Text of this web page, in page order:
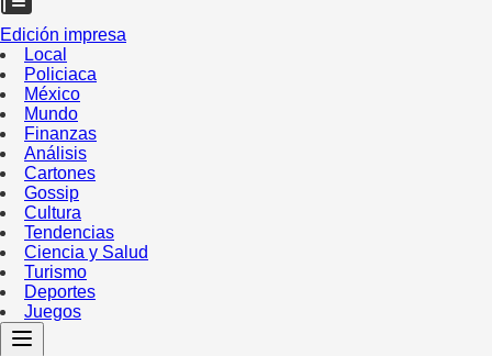
Edición impresa
Local
Policiaca
México
Mundo
Finanzas
Análisis
Cartones
Gossip
Cultura
Tendencias
Ciencia y Salud
Turismo
Deportes
Juegos